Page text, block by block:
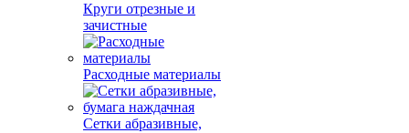
Круги отрезные и
зачистные
Расходные материалы
Сетки абразивные,